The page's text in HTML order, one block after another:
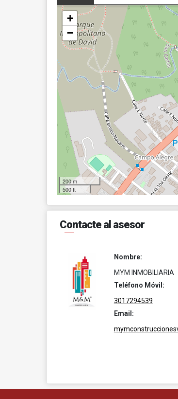
+
−
200 m
500 ft
Contacte al asesor
Nombre:
MYM INMOBILIARIA
Teléfono Móvil:
3017294539
Email: